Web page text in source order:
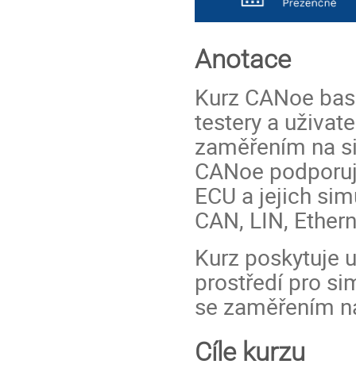
Anotace
Kurz CANoe
testery a
zaměřením na
CANoe
ECU a jejich
CAN, LIN,
Kurz poskytuje
prostředí pro
se zaměřením
Cíle kurzu